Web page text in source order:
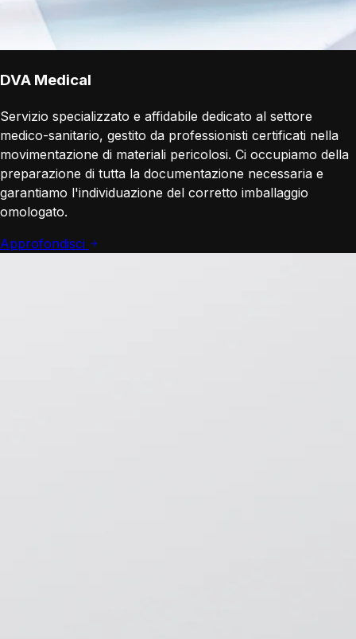
DVA Medical
Servizio specializzato e affidabile dedicato al settore
medico-sanitario, gestito da professionisti certificati nella
movimentazione di materiali pericolosi. Ci occupiamo della
preparazione di tutta la documentazione necessaria e
garantiamo l'individuazione del corretto imballaggio
omologato.
Approfondisci